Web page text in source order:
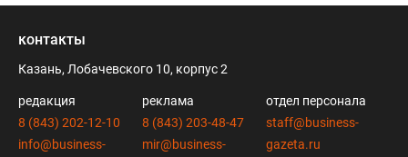
контакты
Казань, Лобачевского 10, корпус 2
редакция
8 (843) 202-12-10
info@business-
реклама
8 (843) 203-48-47
mir@business-
отдел персонала
staff@business-
gazeta.ru